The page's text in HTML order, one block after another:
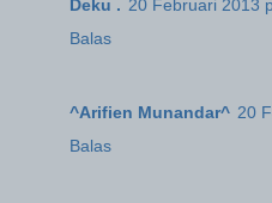
Deku . 20 Februari 2013
Balas
^Arifien Munandar^ 20
Balas